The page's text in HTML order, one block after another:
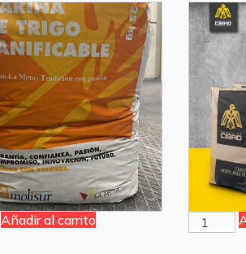
Añadir al carrito